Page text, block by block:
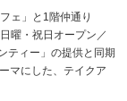
ェ」と1階仲通り
曜・祝日オープン／
ティー」の提供と同期
マにした、テイクア